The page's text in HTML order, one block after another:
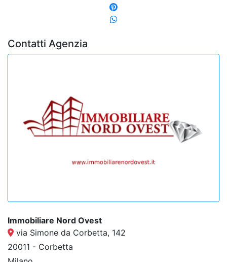
Contatti Agenzia
Immobiliare Nord Ovest
via Simone da Corbetta, 142
20011 - Corbetta